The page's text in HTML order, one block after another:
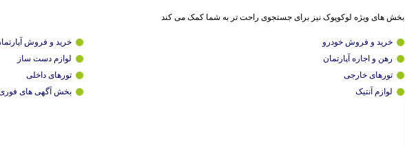
بخش های ویژه لوکوپوک نیز برای جستجوی راحت تر به شما کمک می کند
خرید و فروش خودرو
خرید و فروش
رهن و اجاره آپارتمان
لوازم دست ساز
تورهای خارجی
تورهای داخلی
لوازم آنتیک
بخش آگهی های